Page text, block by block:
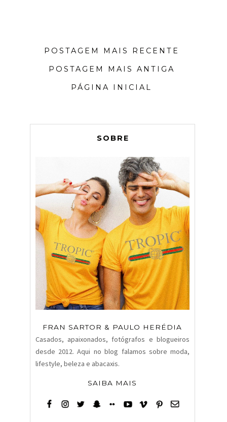
POSTAGEM MAIS RECENTE
POSTAGEM MAIS ANTIGA
PÁGINA INICIAL
SOBRE
FRAN SARTOR & PAULO HERÉDIA
Casados, apaixonados, fotógrafos e blogueiros
desde 2012. Aqui no blog falamos sobre moda,
lifestyle, beleza e abacaxis.
SAIBA MAIS